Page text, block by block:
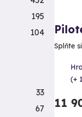
Splňte
(+
11
195
104
33
67